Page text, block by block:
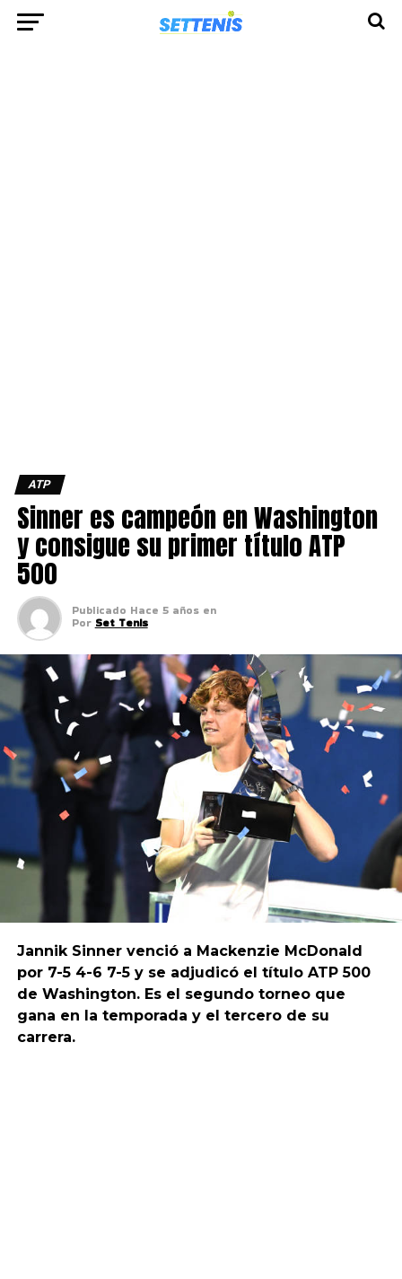
ATP
Sinner es campeón en Washington
y consigue su primer título ATP
500
Publicado Hace 5 años en
Por Set Tenis
Jannik Sinner venció a Mackenzie McDonald
por 7-5 4-6 7-5 y se adjudicó el título ATP 500
de Washington. Es el segundo torneo que
gana en la temporada y el tercero de su
carrera.